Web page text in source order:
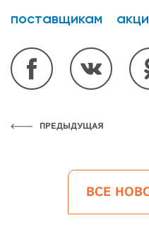
поставщикам
ПРЕДЫДУЩАЯ
ВСЕ